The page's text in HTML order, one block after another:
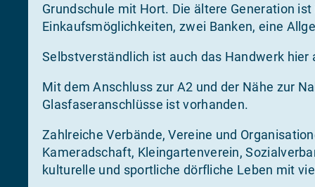
Grundschule mit Hort. Die ältere Generation
Einkaufsmöglichkeiten, zwei Banken, eine
Selbstverständlich ist auch das Handwerk hier
Mit dem Anschluss zur A2 und der Nähe zur
Glasfaseranschlüsse ist vorhanden.
Zahlreiche Verbände, Vereine und
Kameradschaft, Kleingartenverein,
kulturelle und sportliche dörfliche Leben mit